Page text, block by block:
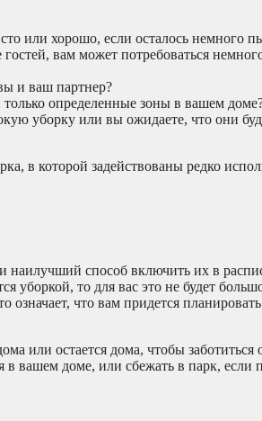
или хорошо, если осталось немного
вам может потребоваться
и ваш партнер?
определенные зоны в вашем
уборку или вы ожидаете, что они
в которой задействованы редко
наилучший способ включить их в
уборкой, то для вас это не будет
означает, что вам придется
или остается дома, чтобы заботиться
в вашем доме, или сбежать в парк, если